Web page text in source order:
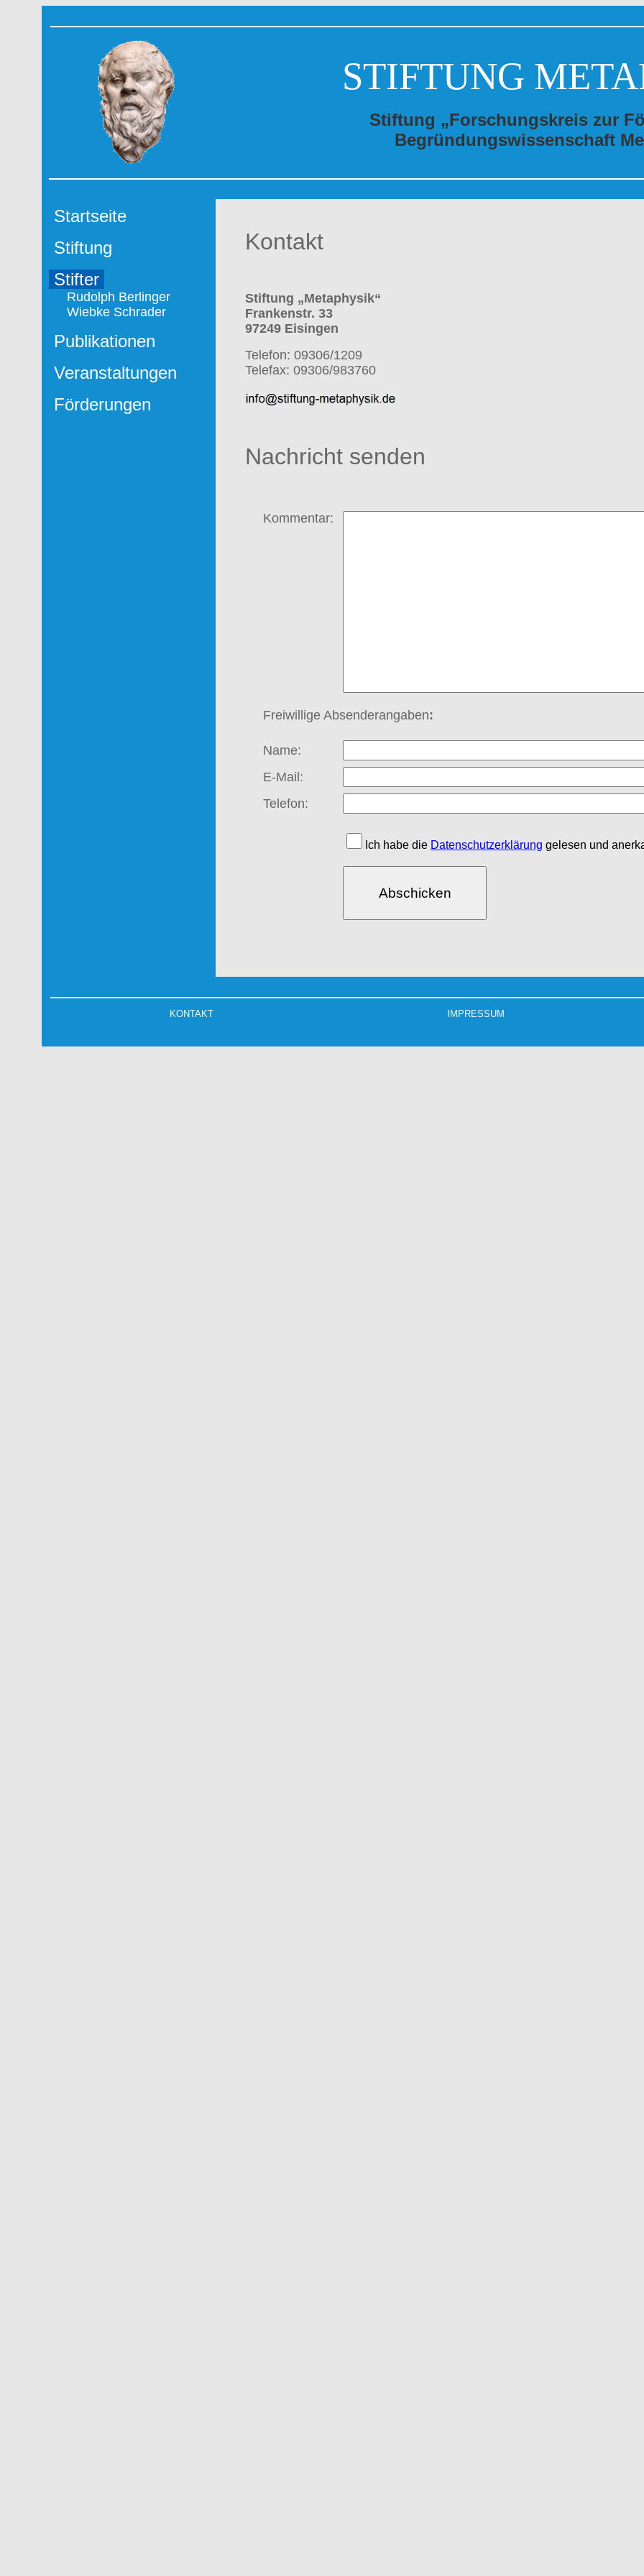
STIFTUNG
Stiftung „Forschungskreis zur
Begründungswissenschaft
Startseite
Stiftung
Stifter
Rudolph Berlinger
Wiebke Schrader
Publikationen
Veranstaltungen
Förderungen
Kontakt
Stiftung „Metaphysik“
Frankenstr. 33
97249 Eisingen
Telefon: 09306/1209
Telefax: 09306/983760
Nachricht senden
Kommentar:
Freiwillige Absenderangaben:
Name:
E-Mail :
Telefon:
Ich habe die Datenschutzerklärung gelesen und
KONTAKT IMPRESSUM